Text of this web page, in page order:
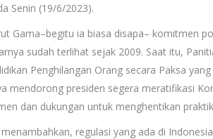
Senin (19/6/2023).
Gama–begitu ia biasa disapa– komitmen
sudah terlihat sejak 2009. Saat itu,
Penghilangan Orang secara Paksa
mendorong presiden segera meratifikasi
dan dukungan untuk menghentikan
regulasi yang ada di